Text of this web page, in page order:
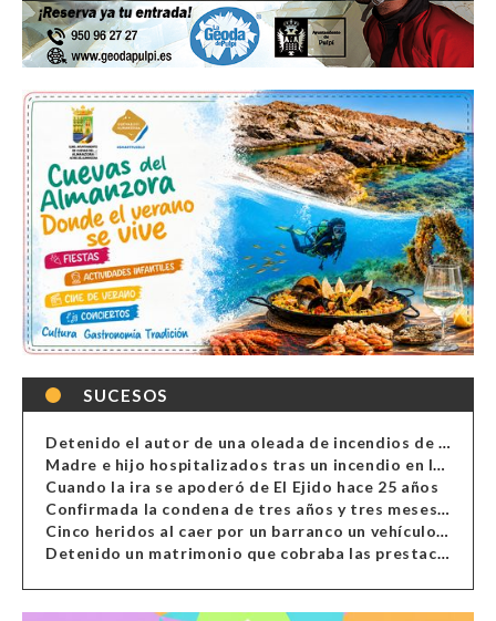
SUCESOS
Detenido el autor de una oleada de incendios de contenedores en Almería
Madre e hijo hospitalizados tras un incendio en la cocina de una vivienda en Almería
Cuando la ira se apoderó de El Ejido hace 25 años
Confirmada la condena de tres años y tres meses al hombre de Antas acusado de xenofobia
Cinco heridos al caer por un barranco un vehículo en Alcolea
Detenido un matrimonio que cobraba las prestaciones de ilegales en Almería, Granada, Málaga, Huelva y Murcia